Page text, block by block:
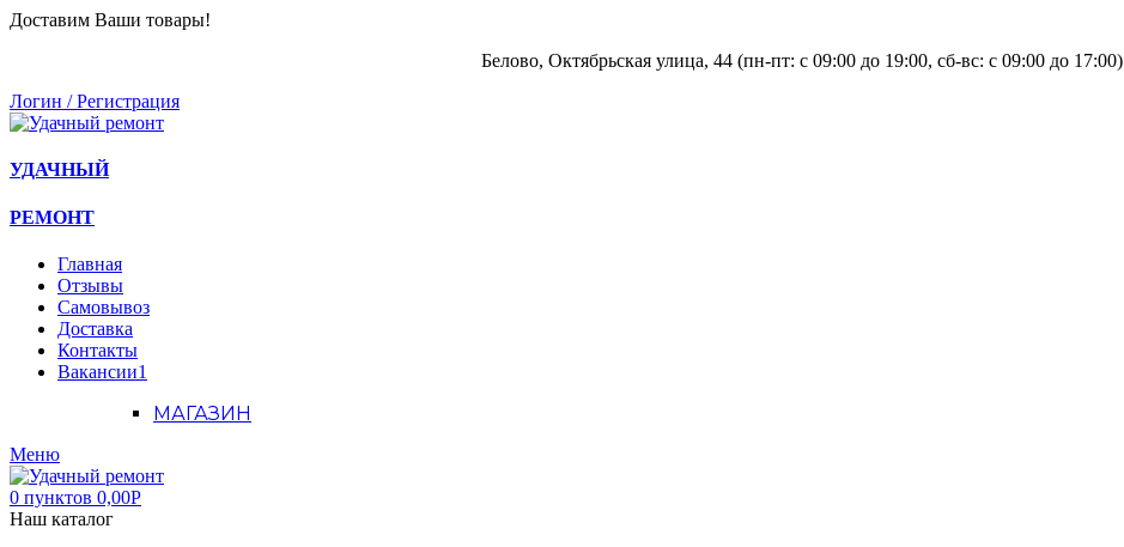
Доставим Ваши товары!
Белово, Октябрьская улица, 44 (пн-пт: с 09:00 до 19:00, сб-вс: с 09:00 до 17:00)
Логин / Регистрация
УДАЧНЫЙ
РЕМОНТ
Главная
Отзывы
Самовывоз
Доставка
Контакты
Вакансии1
МАГАЗИН
Меню
0 пунктов 0,00Р
Наш каталог